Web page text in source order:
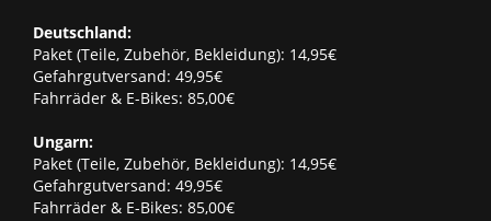
Deutschland:
Paket (Teile, Zubehör, Bekleidung): 14,95€
Gefahrgutversand: 49,95€
Fahrräder & E-Bikes: 85,00€
Ungarn:
Paket (Teile, Zubehör, Bekleidung): 14,95€
Gefahrgutversand: 49,95€
Fahrräder & E-Bikes: 85,00€